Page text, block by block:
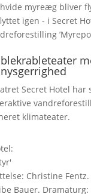
hvide myreæg bliver
igen - i Secret
Secret Hotel har
klimateater.
Christine
Bauer. Dramaturg: